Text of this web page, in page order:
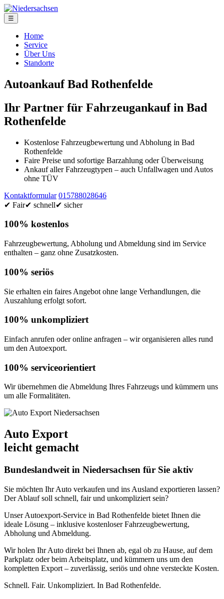
☰
Home
Service
Über Uns
Standorte
Autoankauf Bad Rothenfelde
Ihr Partner für Fahrzeugankauf in Bad
Rothenfelde
Kostenlose Fahrzeugbewertung und Abholung in Bad
Rothenfelde
Faire Preise und sofortige Barzahlung oder Überweisung
Ankauf aller Fahrzeugtypen – auch Unfallwagen und Autos
ohne TÜV
Kontaktformular 015788028646
✔ Fair✔ schnell✔ sicher
100% kostenlos
Fahrzeugbewertung, Abholung und Abmeldung sind im Service
enthalten – ganz ohne Zusatzkosten.
100% seriös
Sie erhalten ein faires Angebot ohne lange Verhandlungen, die
Auszahlung erfolgt sofort.
100% unkompliziert
Einfach anrufen oder online anfragen – wir organisieren alles rund
um den Autoexport.
100% serviceorientiert
Wir übernehmen die Abmeldung Ihres Fahrzeugs und kümmern uns
um alle Formalitäten.
Auto Export
leicht gemacht
Bundeslandweit in Niedersachsen für Sie aktiv
Sie möchten Ihr Auto verkaufen und ins Ausland exportieren lassen?
Der Ablauf soll schnell, fair und unkompliziert sein?
Unser Autoexport-Service in Bad Rothenfelde bietet Ihnen die
ideale Lösung – inklusive kostenloser Fahrzeugbewertung,
Abholung und Abmeldung.
Wir holen Ihr Auto direkt bei Ihnen ab, egal ob zu Hause, auf dem
Parkplatz oder beim Arbeitsplatz, und kümmern uns um den
kompletten Export – zuverlässig, seriös und ohne versteckte Kosten.
Schnell. Fair. Unkompliziert. In Bad Rothenfelde.